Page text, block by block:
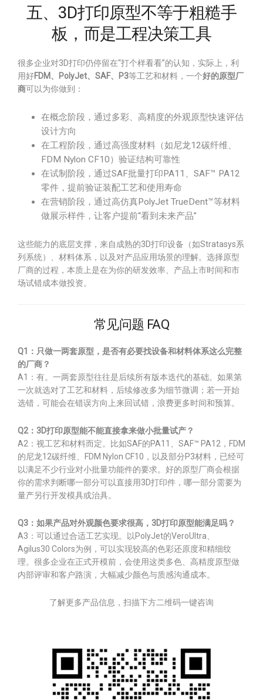
五、3D打印原型不等于粗糙手
板，而是工程决策工具
很多企业对3D打印仍停留在“打个样看看”的认知，实际上，利
用好FDM、PolyJet、SAF、P3等工艺和材料，一个好的原型厂
商可以为你做到：
在概念阶段，通过多彩、高精度的外观原型快速评估
设计方向
在工程阶段，通过高强度材料（如尼龙12碳纤维、
FDM Nylon CF10）验证结构可靠性
在试制阶段，通过SAF批量打印PA11、SAF™ PA12
零件，提前验证装配工艺和使用寿命
在营销阶段，通过高仿真PolyJet TrueDent™等材料
做展示样件，让客户提前“看到未来产品”
这些能力的底层支撑，来自成熟的3D打印设备（如Stratasys系
列系统）、材料体系，以及对产品应用场景的理解。选择原型
厂商的过程，本质上是在为你的研发效率、产品上市时间和市
场试错成本做投资。
常见问题 FAQ
Q1：只做一两套原型，是否有必要找设备和材料体系这么完整
的厂商？
A1：有。一两套原型往往是后续所有版本迭代的基础。如果第
一次就选对了工艺和材料，后续修改多为细节微调；若一开始
选错，可能会在错误方向上来回试错，浪费更多时间和预算。
Q2：3D打印原型能不能直接拿来做小批量试产？
A2：视工艺和材料而定。比如SAF的PA11、SAF™ PA12，FDM
的尼龙12碳纤维、FDM Nylon CF10，以及部分P3材料，已经可
以满足不少行业对小批量功能件的要求。好的原型厂商会根据
你的需求判断哪一部分可以直接用3D打印件，哪一部分需要为
量产另行开发模具或治具。
Q3：如果产品对外观颜色要求很高，3D打印原型能满足吗？
A3：可以通过合适工艺实现。以PolyJet的VeroUltra、
Agilus30 Colors为例，可以实现较高的色彩还原度和精细纹
理。很多企业在正式开模前，会使用这类多色、高精度原型做
内部评审和客户路演，大幅减少颜色与质感沟通成本。
了解更多产品信息，扫描下方二维码一键咨询